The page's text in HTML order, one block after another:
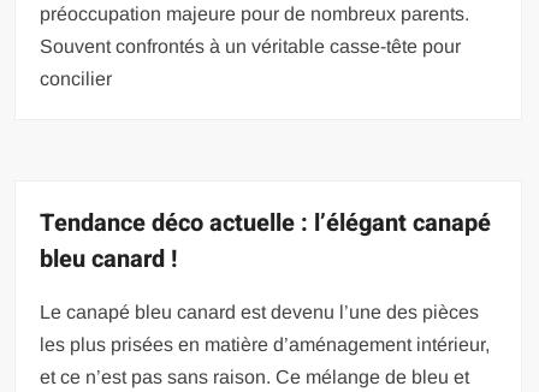
préoccupation majeure pour de nombreux parents.
Souvent confrontés à un véritable casse-tête pour
concilier
Tendance déco actuelle : l’élégant canapé
bleu canard !
Le canapé bleu canard est devenu l’une des pièces
les plus prisées en matière d’aménagement intérieur,
et ce n’est pas sans raison. Ce mélange de bleu et